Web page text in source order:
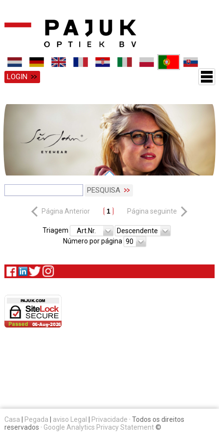
LOGIN
PESQUISA
Página Anterior 1 Página seguinte
Triagem Art.Nr.
Descendente
Número por página 90
Casa Pegada aviso Legal Privacidade · Todos os direitos
reservados · Google Analytics Privacy Statement©